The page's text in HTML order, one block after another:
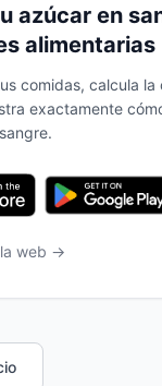
azúcar en
alimentarias
comidas, calcula
exactamente
web →